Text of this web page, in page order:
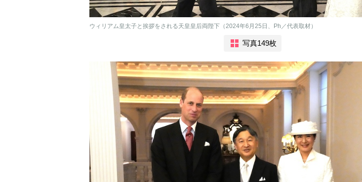
ウィリアム皇太子と挨拶をされる天皇皇后両陛下（2024年6月25日、Ph／代表取材）
写真149枚